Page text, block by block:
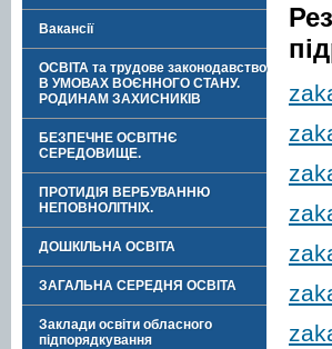
Вакансії
ОСВІТА та трудове законодавство
В УМОВАХ ВОЄННОГО СТАНУ.
РОДИНАМ ЗАХИСНИКІВ
БЕЗПЕЧНЕ ОСВІТНЄ
СЕРЕДОВИЩЕ.
ПРОТИДІЯ ВЕРБУВАННЮ
НЕПОВНОЛІТНІХ.
ДОШКІЛЬНА ОСВІТА
ЗАГАЛЬНА СЕРЕДНЯ ОСВІТА
Заклади освіти обласного
підпорядкування